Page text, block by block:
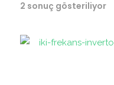
2 sonuç gösteriliyor